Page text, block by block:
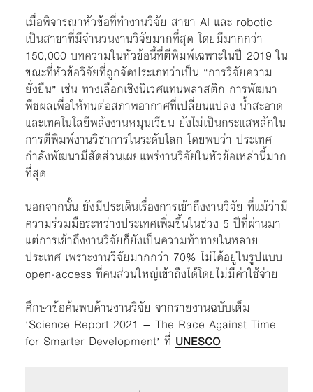
เมื่อพิจารณาหัวข้อที่ทำงานวิจัย สาขา AI และ robotic
เป็นสาขาที่มีจำนวนงานวิจัยมากที่สุด โดยมีมากกว่า
150,000 บทความในหัวข้อนี้ที่ตีพิมพ์เฉพาะในปี 2019 ใน
ขณะที่หัวข้อวิจัยที่ถูกจัดประเภทว่าเป็น “การวิจัยความ
ยั่งยืน” เช่น ทางเลือกเชิงนิเวศแทนพลาสติก การพัฒนา
พืชผลเพื่อให้ทนต่อสภาพอากาศที่เปลี่ยนแปลง น้ำสะอาด
และเทคโนโลยีพลังงานหมุนเวียน ยังไม่เป็นกระแสหลักใน
การตีพิมพ์งานวิชาการในระดับโลก โดยพบว่า ประเทศ
กำลังพัฒนามีสัดส่วนเผยแพร่งานวิจัยในหัวข้อเหล่านี้มาก
ที่สุด
นอกจากนั้น ยังมีประเด็นเรื่องการเข้าถึงงานวิจัย ที่แม้ว่ามี
ความร่วมมือระหว่างประเทศเพิ่มขึ้นในช่วง 5 ปีที่ผ่านมา
แต่การเข้าถึงงานวิจัยก็ยังเป็นความท้าทายในหลาย
ประเทศ เพราะงานวิจัยมากกว่า 70% ไม่ได้อยู่ในรูปแบบ
open-access ที่คนส่วนใหญ่เข้าถึงได้โดยไม่มีค่าใช้จ่าย
ศึกษาข้อค้นพบด้านงานวิจัย จากรายงานฉบับเต็ม
‘Science Report 2021 – The Race Against Time
for Smarter Development’ ที่UNESCO